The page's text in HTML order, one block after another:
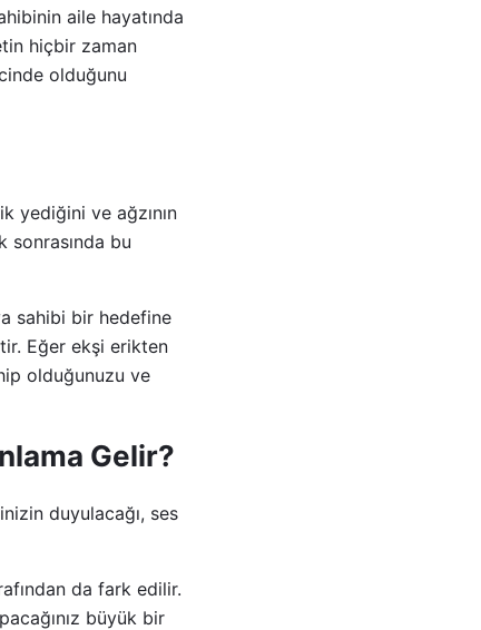
aile hayatında
hiçbir zaman
olduğunu
yediğini ve ağzının
sonrasında bu
sahibi bir hedefine
Eğer ekşi erikten
olduğunuzu ve
Gelir?
duyulacağı, ses
da fark edilir.
büyük bir